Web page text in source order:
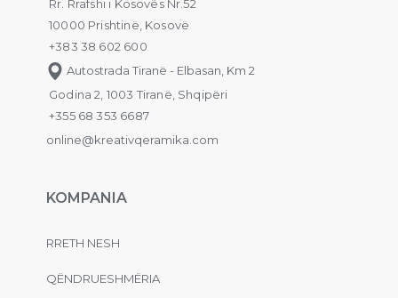
Rr. Rrafshi i Kosovës Nr.52
10000 Prishtinë, Kosovë
+383 38 602 600
Autostrada Tiranë - Elbasan, Km 2
Godina 2, 1003 Tiranë, Shqipëri
+355 68 353 6687
online@kreativqeramika.com
KOMPANIA
RRETH NESH
QËNDRUESHMËRIA